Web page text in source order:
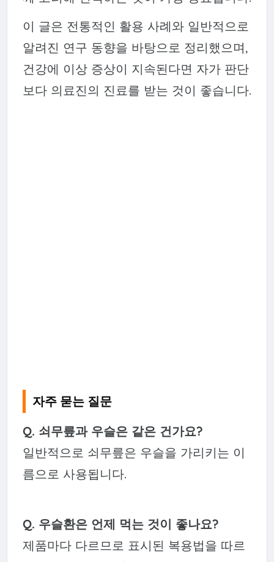
이 글은 전통적인 활용 사례와 일반적으로
알려진 연구 동향을 바탕으로 정리했으며,
건강에 이상 증상이 지속된다면 자가 판단
보다 의료진의 진료를 받는 것이 좋습니다.
자주 묻는 질문
Q. 쇠무릎과 우슬은 같은 건가요?
일반적으로 쇠무릎은 우슬을 가리키는 이
름으로 사용됩니다.
Q. 우슬환은 언제 먹는 것이 좋나요?
제품마다 다르므로 표시된 복용법을 따르